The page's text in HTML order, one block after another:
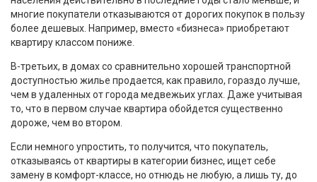
многие покупатели отказываются от дорогих покупок в пользу
более дешевых. Например, вместо «бизнеса» приобретают
квартиру классом пониже.
В-третьих, в домах со сравнительно хорошей транспортной
доступностью жилье продается, как правило, гораздо лучше,
чем в удаленных от города медвежьих углах. Даже учитывая
то, что в первом случае квартира обойдется существенно
дороже, чем во втором.
Если немного упростить, то получится, что покупатель,
отказываясь от квартиры в категории бизнес, ищет себе
замену в комфорт-классе, но отнюдь не любую, а лишь ту, до